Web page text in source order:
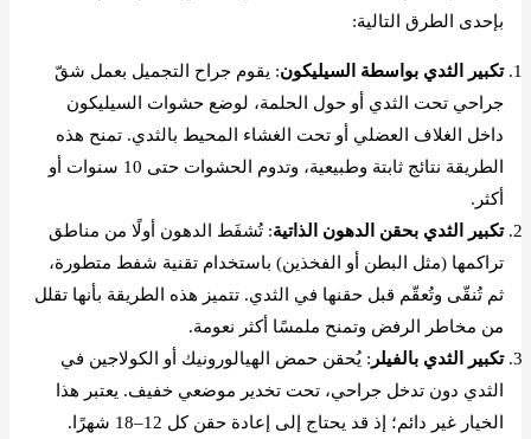
بإحدى الطرق التالية:
تكبير الثدي بواسطة السيليكون: يقوم جراح التجميل بعمل شقّ
جراحي تحت الثدي أو حول الحلمة، لوضع حشوات السيليكون
داخل الغلاف العضلي أو تحت الغشاء المحيط بالثدي. تمنح هذه
الطريقة نتائج ثابتة وطبيعية، وتدوم الحشوات حتى 10 سنوات أو
أكثر.
تكبير الثدي بحقن الدهون الذاتية: تُشفَط الدهون أولًا من مناطق
تراكمها (مثل البطن أو الفخذين) باستخدام تقنية شفط متطورة،
ثم تُنقّى وتُعقّم قبل حقنها في الثدي. تتميز هذه الطريقة بأنها تقلل
من مخاطر الرفض وتمنح ملمسًا أكثر نعومة.
تكبير الثدي بالفيلر : يُحقن حمض الهيالورونيك أو الكولاجين في
الثدي دون تدخل جراحي، تحت تخدير موضعي خفيف. يعتبر هذا
الخيار غير دائم؛ إذ قد يحتاج إلى إعادة حقن كل 12–18 شهرًا.